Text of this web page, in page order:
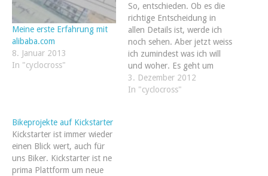
Meine erste Erfahrung mit
alibaba.com
8. Januar 2013
In "cyclocross"
So, entschieden. Ob es die
richtige Entscheidung in
allen Details ist, werde ich
noch sehen. Aber jetzt weiss
ich zumindest was ich will
und woher. Es geht um
mein Winter-Cyclocross-
Schlechtwetterbike über das
3. Dezember 2012
In "cyclocross"
Bikeprojekte auf Kickstarter
Kickstarter ist immer wieder
einen Blick wert, auch für
uns Biker. Kickstarter ist ne
prima Plattform um neue